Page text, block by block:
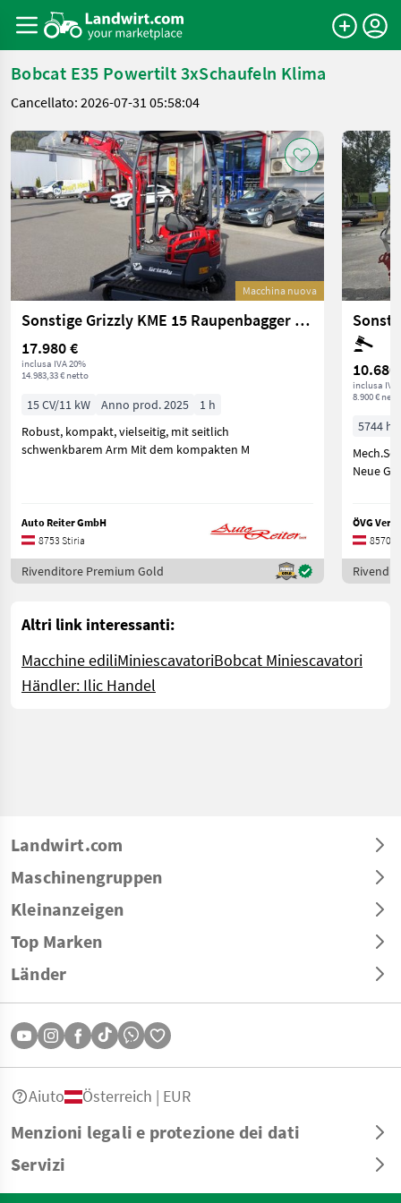
Bobcat E35 Powertilt 3xSchaufeln Klima
Cancellato: 2026-07-31 05:58:04
Macchina nuova
Sonstige Grizzly KME 15 Raupenbagger mit Kubota Euro 5
17.980 €
inclusa IVA 20%
14.983,33 € netto
15 CV/11 kW Anno prod. 2025
1 h
Robust, kompakt, vielseitig, mit seitlich
schwenkbarem Arm Mit dem kompakten M
Auto Reiter GmbH
8753 Stiria
Rivenditore Premium Gold
10.680
inclusa IVA
8.900 €
5744 h
Neue
ÖVG
8570
Altri link interessanti:
Macchine ediliMiniescavatoriBobcat Miniescavatori
Händler: Ilic Handel
Landwirt.com
Maschinengruppen
Kleinanzeigen
Top Marken
Länder
Menzioni legali e protezione dei dati
Servizi
Aiuto Österreich | EUR